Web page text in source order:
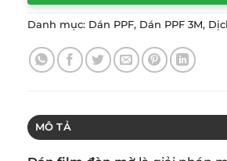
Danh mục: Dán PPF, Dán PPF 3M,
MÔ TẢ